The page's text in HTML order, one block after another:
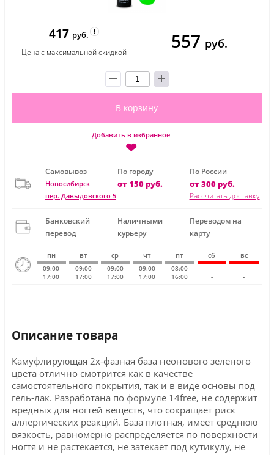
417 руб.
Цена с максимальной скидкой 557 руб.
В корзину
Добавить в избранное
❤
Самовывоз
Новосибирск
пер. Давыдовского 5
По городу
от 150 руб.
По России
от 300 руб.
Рассчитать доставку
Банковский
перевод
Наличными
курьеру
Переводом на
карту
пн вт ср чт пт сб вс
09:00
17:00
09:00
17:00
09:00
17:00
09:00
17:00
08:00
16:00
-
-
-
-
Описание товара
Камуфлирующая 2х-фазная база неонового зеленого
цвета отлично смотрится как в качестве
самостоятельного покрытия, так и в виде основы под
гель-лак. Разработана по формуле 14free, не содержит
вредных для ногтей веществ, что сокращает риск
аллергических реакций. База плотная, имеет среднюю
вязкость, равномерно распределяется по поверхности
ногтя и не растекается, не затекает под кутикулу, не